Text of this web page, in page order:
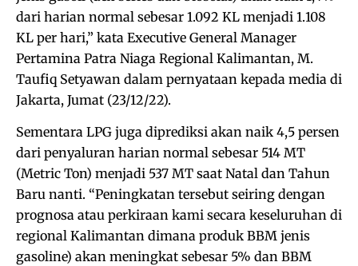
dari harian normal sebesar 1.092 KL menjadi 1.108
KL per hari,” kata Executive General Manager
Pertamina Patra Niaga Regional Kalimantan, M.
Taufiq Setyawan dalam pernyataan kepada media di
Jakarta, Jumat (23/12/22).
Sementara LPG juga diprediksi akan naik 4,5 persen
dari penyaluran harian normal sebesar 514 MT
(Metric Ton) menjadi 537 MT saat Natal dan Tahun
Baru nanti. “Peningkatan tersebut seiring dengan
prognosa atau perkiraan kami secara keseluruhan di
regional Kalimantan dimana produk BBM jenis
gasoline) akan meningkat sebesar 5% dan BBM